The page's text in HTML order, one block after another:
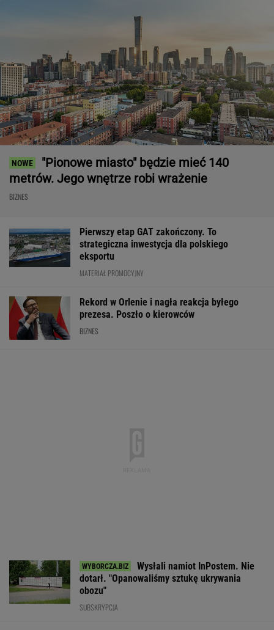
"Pionowe miasto" będzie mieć 140
metrów. Jego wnętrze robi wrażenie
BIZNES
Pierwszy etap GAT zakończony. To
strategiczna inwestycja dla polskiego
eksportu
MATERIAŁ PROMOCYJNY
Rekord w Orlenie i nagła reakcja byłego
prezesa. Poszło o kierowców
BIZNES
Wysłali namiot InPostem. Nie
dotarł. "Opanowaliśmy sztukę ukrywania
obozu"
SUBSKRYPCJA